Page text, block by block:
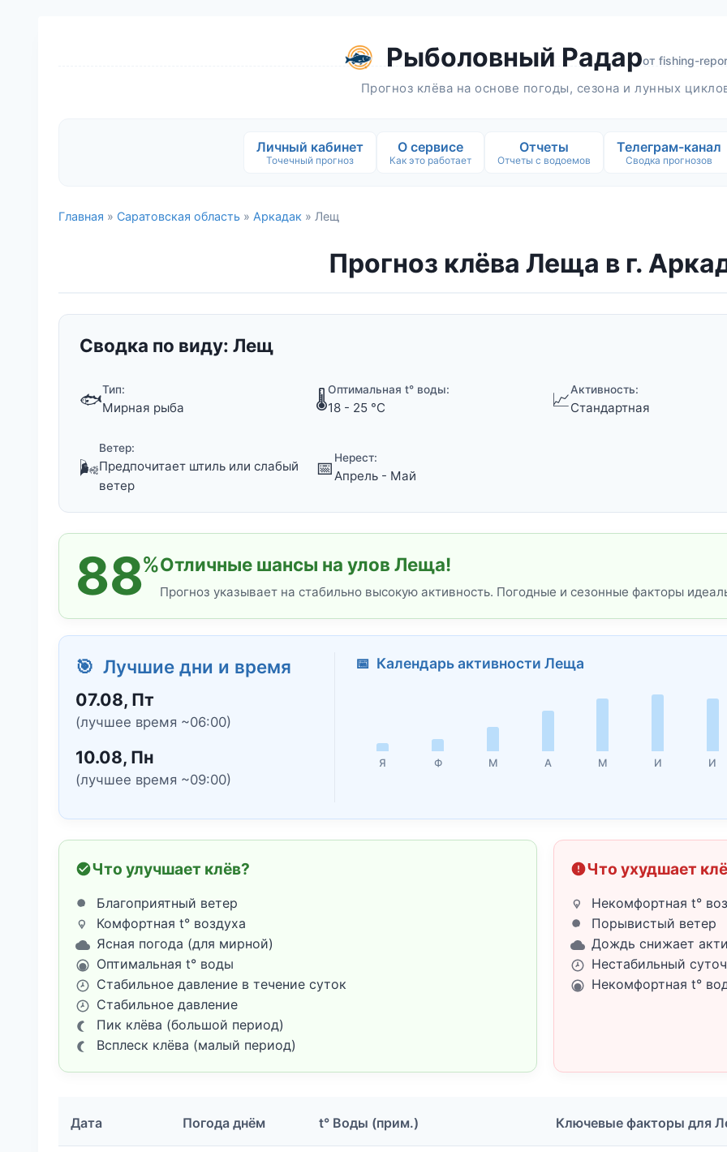
Рыболовный Радарот fishing-
Прогноз клёва на основе погоды, сезона и лунных
Личный кабинет
Точечный прогноз
О сервисе
Как это работает
Отчеты
Отчеты с водоемов
Телеграм-канал
Сводка прогнозов
Главная » Саратовская область » Аркадак » Лещ
Прогноз клёва Леща в г.
Сводка по виду: Лещ
🐟Тип:
Мирная рыба 🌡️Оптимальная t° воды:
18 - 25 °C 📈Активность:
Стандартная
🌬️
Ветер:
Предпочитает штиль или слабый
ветер
📅 Нерест:
Апрель - Май
88%Отличные шансы на улов Леща!
Прогноз указывает на стабильно высокую активность. Погодные и сезонные факторы
🎯 Лучшие дни и время
07.08, Пт
(лучшее время ~06:00)
10.08, Пн
(лучшее время ~09:00)
📅 Календарь активности Леща
Я Ф М А М И И
Что улучшает клёв?
Благоприятный ветер
Комфортная t° воздуха
Ясная погода (для мирной)
Оптимальная t° воды
Стабильное давление в течение суток
Стабильное давление
Пик клёва (большой период)
Всплеск клёва (малый период)
Что ухудшает
Некомфортная t°
Порывистый ветер
Дождь снижает
Нестабильный
Некомфортная t°
Дата Погода днём t° Воды (прим.) Ключевые факторы для